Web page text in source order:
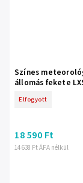
Színes
állomás fekete
Elfogyott
14 638 Ft ÁFA nélkül
18 590 Ft